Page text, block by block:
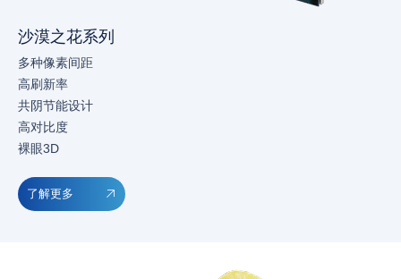
沙漠之花系列
多种像素间距
高刷新率
共阴节能设计
高对比度
裸眼3D
了解更多